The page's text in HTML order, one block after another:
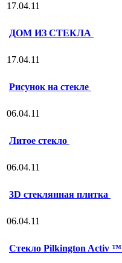
17.04.11
ДОМ ИЗ СТЕКЛА
17.04.11
Рисунок на стекле
06.04.11
Литое стекло
06.04.11
3D стеклянная плитка
06.04.11
Стекло Pilkington Activ ™